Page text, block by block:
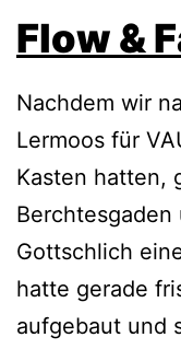
Flow &
Nachdem wir
Lermoos für
Kasten hatten,
Berchtesgaden
Gottschlich
hatte gerade
aufgebaut und